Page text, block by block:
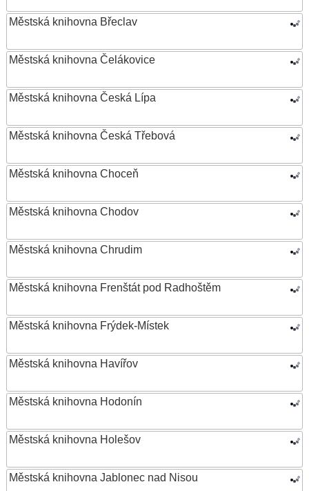
Městská knihovna Břeclav
Městská knihovna Čelákovice
Městská knihovna Česká Lípa
Městská knihovna Česká Třebová
Městská knihovna Choceň
Městská knihovna Chodov
Městská knihovna Chrudim
Městská knihovna Frenštát pod Radhoštěm
Městská knihovna Frýdek-Místek
Městská knihovna Havířov
Městská knihovna Hodonín
Městská knihovna Holešov
Městská knihovna Jablonec nad Nisou